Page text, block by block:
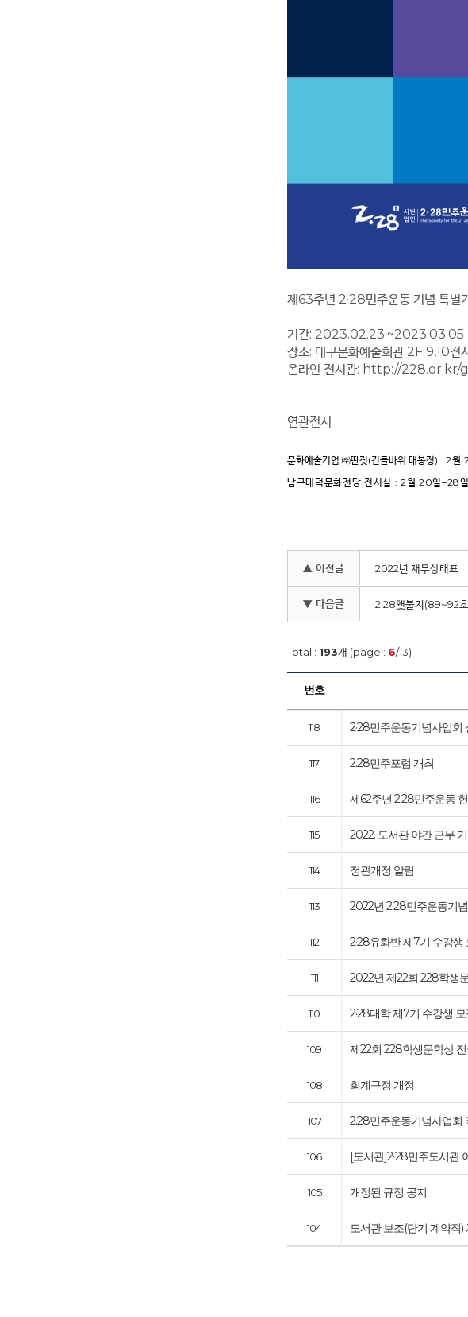
제63주년 2·28민주운동 기념 특별
기간: 2023.02.23.~2023.03.05
장소: 대구문화예술회관 2F 9,10전
온라인 전시관: http://
연관전시
문화예술기업 ㈜딴짓(건들바위 대봉정) : 2월
남구대덕문화전당 전시실 : 2월20일–28일
▲ 이전글 2022년 재무상태표
▼ 다음글 2·28횃불지(89~92
Total : 193개 (page : 6/13)
번호
118 2·28민주운동기념사업회
117 2.28민주포럼 개최
116 제62주년 2·28민주운동
115 2022. 도서관 야간 근무
114 정관개정 알림
113 2022년 2·28민주운동기
112 2·28유화반 제7기 수강생
111 2022년 제22회 228학생
110 2·28대학 제7기 수강생 모
109 제22회 228학생문학상
108 회계규정 개정
107 2.28민주운동기념사업회
106 [도서관]2∙28민주도서관
105 개정된 규정 공지
104 도서관 보조(단기 계약직)